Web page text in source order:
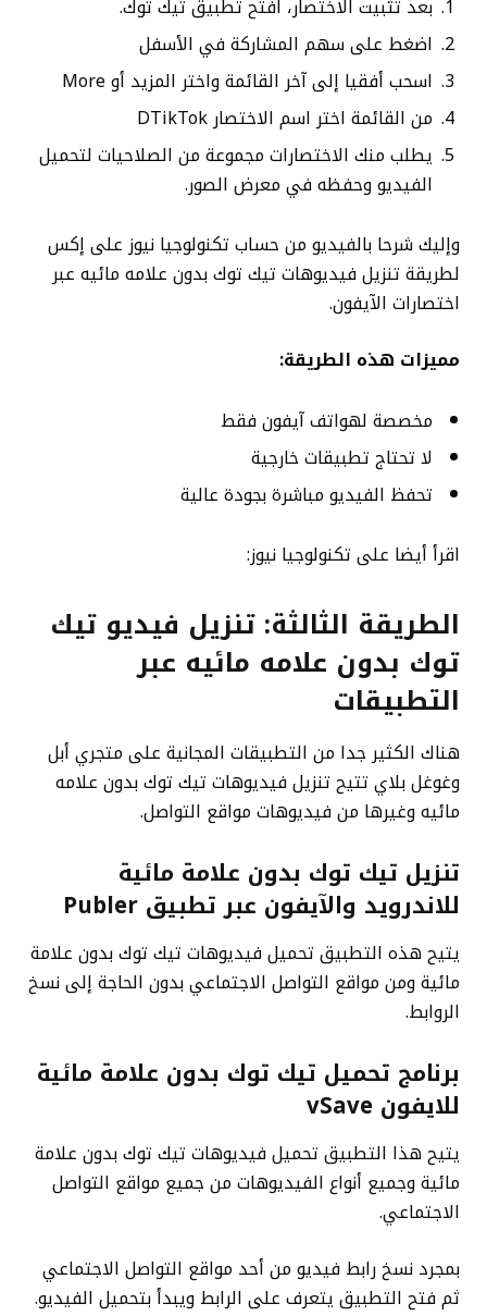
بعد تثبيت الاختصار، افتح تطبيق تيك توك.
اضغط على سهم المشاركة في الأسفل
اسحب أفقيا إلى آخر القائمة واختر المزيد أو More
من القائمة اختر اسم الاختصار DTikTok
يطلب منك الاختصارات مجموعة من الصلاحيات لتحميل
الفيديو وحفظه في معرض الصور.
وإليك شرحا بالفيديو من حساب تكنولوجيا نيوز على إكس
لطريقة تنزيل فيديوهات تيك توك بدون علامه مائيه عبر
اختصارات الآيفون.
مميزات هذه الطريقة:
مخصصة لهواتف آيفون فقط
لا تحتاج تطبيقات خارجية
تحفظ الفيديو مباشرة بجودة عالية
اقرأ أيضا على تكنولوجيا نيوز:
الطريقة الثالثة: تنزيل فيديو تيك
توك بدون علامه مائيه عبر
التطبيقات
هناك الكثير جدا من التطبيقات المجانية على متجري أبل
وغوغل بلاي تتيح تنزيل فيديوهات تيك توك بدون علامه
مائيه وغيرها من فيديوهات مواقع التواصل.
تنزيل تيك توك بدون علامة مائية
للاندرويد والآيفون عبرتطبيق Publer
يتيح هذه التطبيق تحميل فيديوهات تيك توك بدون علامة
مائية ومن مواقع التواصل الاجتماعي بدون الحاجة إلى نسخ
الروابط.
برنامج تحميل تيك توك بدون علامة مائية
للايفون vSave
يتيح هذا التطبيق تحميل فيديوهات تيك توك بدون علامة
مائية وجميع أنواع الفيديوهات من جميع مواقع التواصل
الاجتماعي.
بمجرد نسخ رابط فيديو من أحد مواقع التواصل الاجتماعي
ثم فتح التطبيق يتعرف على الرابط ويبدأ بتحميل الفيديو.